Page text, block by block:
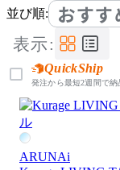
並び順: おすす
表示:
QuickShip
発注から最短2週間で納
ARUNAi